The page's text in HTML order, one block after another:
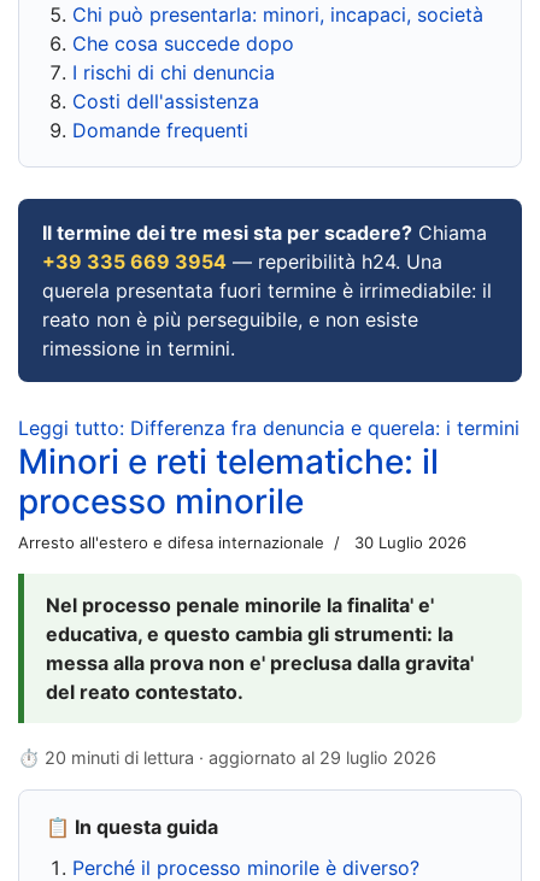
Chi può presentarla: minori, incapaci, società
Che cosa succede dopo
I rischi di chi denuncia
Costi dell'assistenza
Domande frequenti
Il termine dei tre mesi sta per scadere? Chiama
+39 335 669 3954 — reperibilità h24. Una
querela presentata fuori termine è irrimediabile: il
reato non è più perseguibile, e non esiste
rimessione in termini.
Leggi tutto: Differenza fra denuncia e querela: i termini
Minori e reti telematiche: il
processo minorile
Arresto all'estero e difesa internazionale 30 Luglio 2026
Nel processo penale minorile la finalita' e'
educativa, e questo cambia gli strumenti: la
messa alla prova non e' preclusa dalla gravita'
del reato contestato.
⏱ 20 minuti di lettura · aggiornato al 29 luglio 2026
📋 In questa guida
Perché il processo minorile è diverso?